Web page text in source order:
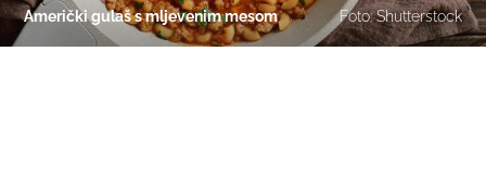
Američki gulaš s mljevenim mesom Foto: Shutterstock